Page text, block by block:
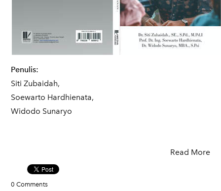
Penulis:
Siti Zubaidah,
Soewarto Hardhienata,
Widodo Sunaryo
Read More
0 Comments